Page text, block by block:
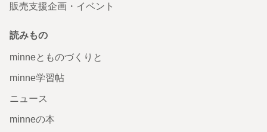
販売支援企画・イベント
読みもの
minneとものづくりと
minne学習帖
ニュース
minneの本